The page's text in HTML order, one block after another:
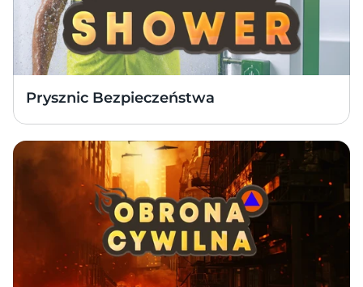
Prysznic Bezpieczeństwa